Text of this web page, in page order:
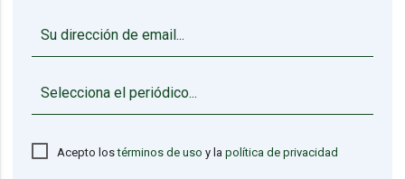
Acepto lostérminos de uso y lapolítica de privacidad